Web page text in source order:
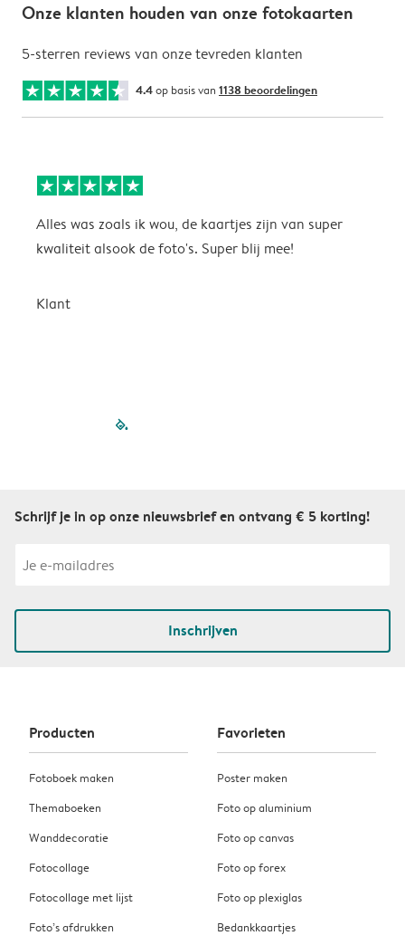
Onze klanten houden van onze fotokaarten
5-sterren reviews van onze tevreden klanten
4.4op basis van 1138 beoordelingen
Alles was zoals ik wou, de kaartjes zijn van super
kwaliteit alsook de foto's. Super blij mee!
Klant
filled-pagination
Schrijf je in op onze nieuwsbrief en ontvang € 5 korting!
Inschrijven
Producten
Fotoboek maken
Themaboeken
Wanddecoratie
Fotocollage
Fotocollage met lijst
Foto’s afdrukken
Favorieten
Poster maken
Foto op aluminium
Foto op canvas
Foto op forex
Foto op plexiglas
Bedankkaartjes